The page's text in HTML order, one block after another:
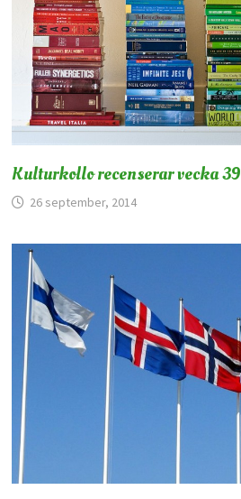
Kulturkollo recenserar vecka 39
26 september, 2014